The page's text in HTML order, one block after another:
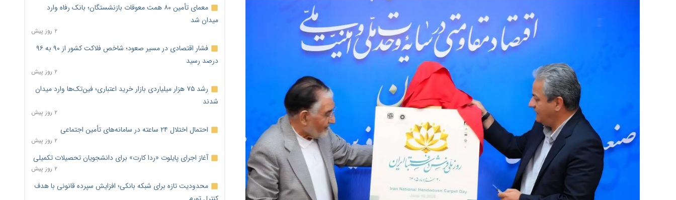
معمای تأمین ۸۰ همت معوقات بازنشستگان؛ بانک رفاه وارد
میدان شد
۲ روز پیش
فشار اقتصادی در مسیر صعود؛ شاخص فلاکت کشور از ۹۰ به ۹۶
درصد رسید
۲ روز پیش
رشد ۷۵ هزار میلیاردی بازار خرید اعتباری؛ فین‌تک‌ها وارد میدان
شدند
۲ روز پیش
احتمال اختلال ۲۴ ساعته در سامانه‌های تأمین اجتماعی
۲ روز پیش
آغاز اجرای پایلوت «ردا کارت» برای دانشجویان تحصیلات تکمیلی
۲ روز پیش
محدودیت تازه برای شبکه بانکی؛ افزایش سپرده قانونی با هدف